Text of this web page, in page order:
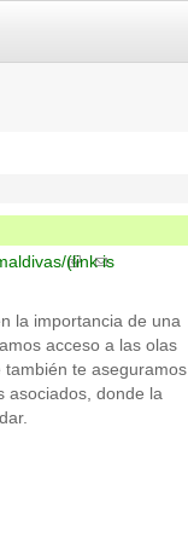
(link is
la importancia de una
acceso a las olas
te aseguramos
asociados, donde la